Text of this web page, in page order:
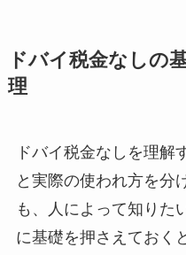
ドバイ税金なしの
理
ドバイ税金なしを理解
と実際の使われ方を分
も、人によって知りた
に基礎を押さえておく